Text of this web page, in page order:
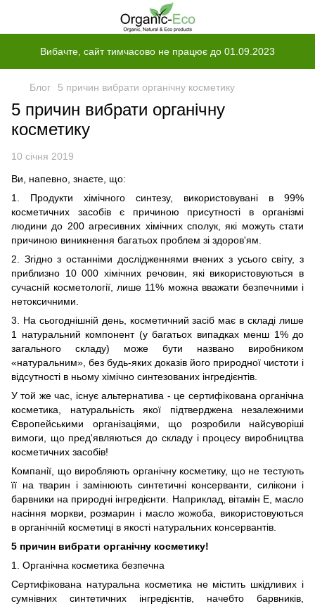
Вибачте, сайт тимчасово не працює до 01.09.2023
Блог 5 причин вибрати органічну косметику
5 причин вибрати органічну
косметику
10 січня 2019
Ви, напевно, знаєте, що:
1. Продукти хімічного синтезу, використовувані в 99%
косметичних засобів є причиною присутності в організмі
людини до 200 агресивних хімічних сполук, які можуть стати
причиною виникнення багатьох проблем зі здоров'ям.
2. Згідно з останніми дослідженнями вчених з усього світу, з
приблизно 10 000 хімічних речовин, які використовуються в
сучасній косметології, лише 11% можна вважати безпечними і
нетоксичними.
3. На сьогоднішній день, косметичний засіб має в складі лише
1 натуральний компонент (у багатьох випадках менш 1% до
загального складу) може бути названо виробником
«натуральним», без будь-яких доказів його природної чистоти і
відсутності в ньому хімічно синтезованих інгредієнтів.
У той же час, існує альтернатива - це сертифікована органічна
косметика, натуральність якої підтверджена незалежними
Європейськими організаціями, що розробили найсуворіші
вимоги, що пред'являються до складу і процесу виробництва
косметичних засобів!
Компанії, що виробляють органічну косметику, що не тестують
її на тварин і замінюють синтетичні консерванти, силікони і
барвники на природні інгредієнти. Наприклад, вітамін E, масло
насіння моркви, розмарин і масло жожоба, використовуються
в органічній косметиці в якості натуральних консервантів.
5 причин вибрати органічну косметику!
1. Органічна косметика безпечна
Сертифікована натуральна косметика не містить шкідливих і
сумнівних синтетичних інгредієнтів, начебто барвників,